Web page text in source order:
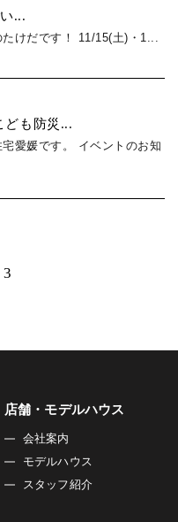
...
けだです！ 11/15(土)・1...
ども防災...
愛媛です。 イベントのお知
3
店舗・モデルハウス
会社案内
モデルハウス
スタッフ紹介